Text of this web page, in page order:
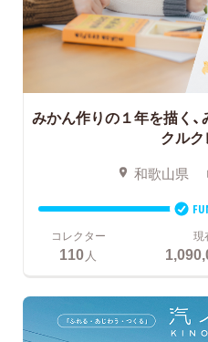
みかん作りの１年を描く
クル
和歌山県
コレクター
110人
現